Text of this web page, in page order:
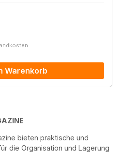
Warenkorb
bieten praktische und
die Organisation und Lagerung